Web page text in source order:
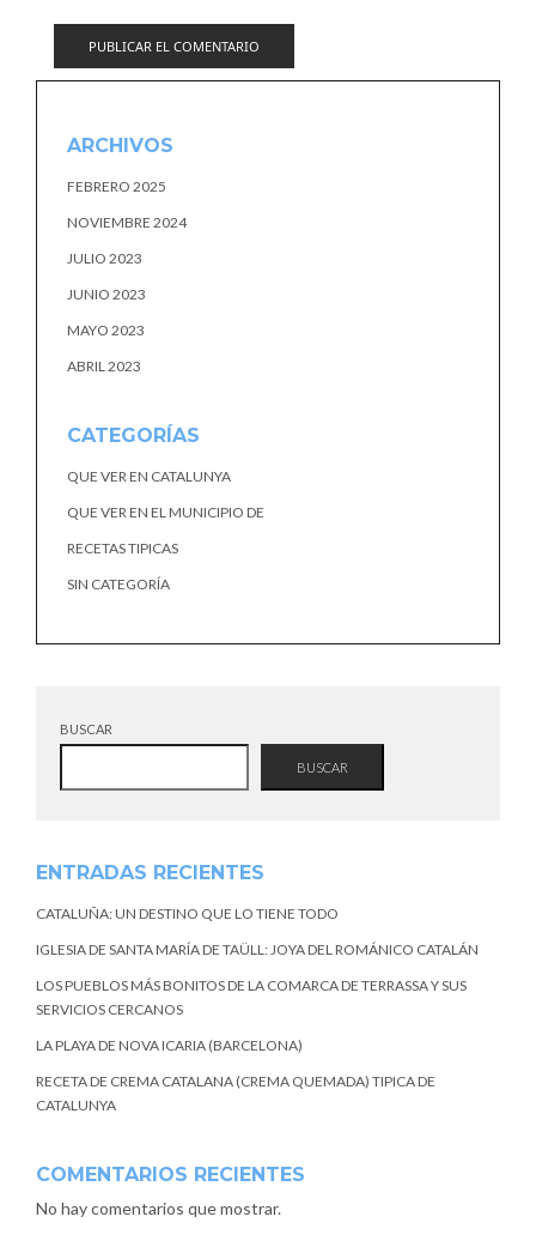
ARCHIVOS
FEBRERO 2025
NOVIEMBRE 2024
JULIO 2023
JUNIO 2023
MAYO 2023
ABRIL 2023
CATEGORÍAS
QUE VER EN CATALUNYA
QUE VER EN EL MUNICIPIO DE
RECETAS TIPICAS
SIN CATEGORÍA
BUSCAR
BUSCAR
ENTRADAS RECIENTES
CATALUÑA: UN DESTINO QUE LO TIENE TODO
IGLESIA DE SANTA MARÍA DE TAÜLL: JOYA DEL ROMÁNICO CATALÁN
LOS PUEBLOS MÁS BONITOS DE LA COMARCA DE TERRASSA Y SUS
SERVICIOS CERCANOS
LA PLAYA DE NOVA ICARIA (BARCELONA)
RECETA DE CREMA CATALANA (CREMA QUEMADA) TIPICA DE
CATALUNYA
COMENTARIOS RECIENTES
No hay comentarios que mostrar.